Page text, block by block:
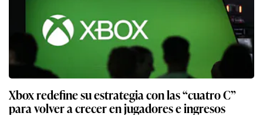
Xbox redefine su estrategia con las “cuatro C”
para volver a crecer en jugadores e ingresos